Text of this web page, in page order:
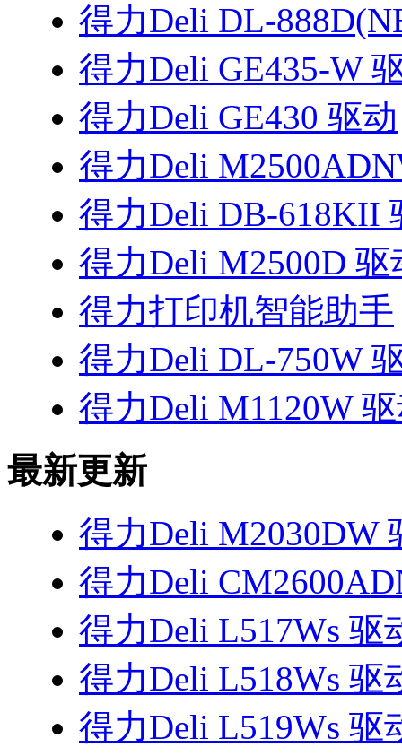
得力Deli DL-
得力Deli GE435-W
得力Deli GE430 驱动
得力Deli
得力Deli DB-618KII
得力Deli M2500D 驱
得力打印机智能助手
得力Deli DL-750W
得力Deli M1120W
最新更新
得力Deli M2030DW
得力Deli
得力Deli L517Ws 驱
得力Deli L518Ws 驱
得力Deli L519Ws 驱